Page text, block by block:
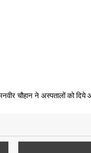
चौहान ने अस्पतालों को